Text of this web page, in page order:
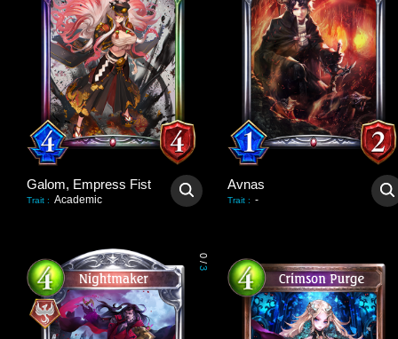
Galom, Empress Fist
Trait : Academic
Avnas
Trait : -
0
/
3